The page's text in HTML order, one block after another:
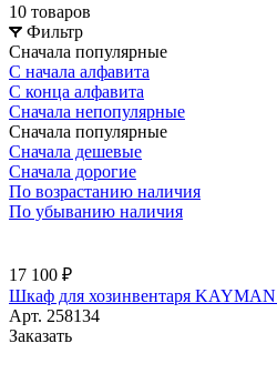
10 товаров
Фильтр
Сначала популярные
С начала алфавита
С конца алфавита
Сначала непопулярные
Сначала популярные
Сначала дешевые
Сначала дорогие
По возрастанию наличия
По убыванию наличия
17 100 ₽
Шкаф для хозинвентаря
Арт. 258134
Заказать